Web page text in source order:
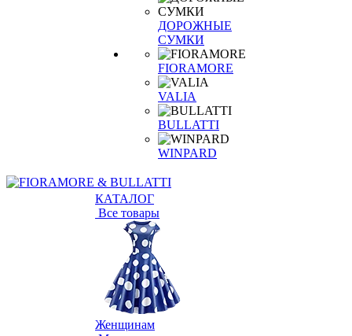
ДОРОЖНЫЕ
СУМКИ
FIORAMORE
VALIA
BULLATTI
WINPARD
КАТАЛОГ
Все товары
Женщинам